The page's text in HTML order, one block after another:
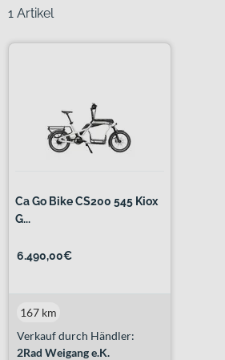
1 Artikel
Ca Go Bike CS200 545 Kiox
G...
6.490,00€
Verkauf durch Händler:
2Rad Weigang e.K.
167 km